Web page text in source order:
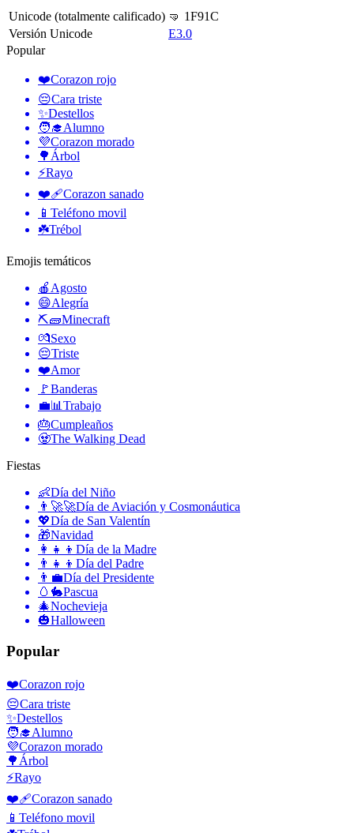
Unicode (totalmente calificado) 🤜 1F91C
Versión Unicode
E3.0
Popular
❤️Corazon rojo
😔Cara triste
✨Destellos
🧑‍🎓Alumno
💜Corazon morado
🌳 Árbol
⚡Rayo
❤️‍🩹Corazon sanado
📱 Teléfono movil
☘️Trébol
Emojis temáticos
🍎 Agosto
😄Alegría
⛏🧱Minecraft
💏Sexo
😔Triste
❤️Amor
🚩Banderas
💼📊 Trabajo
🎂Cumpleaños
🧟The Walking Dead
Fiestas
👶Día del Niño
👨‍🚀🚀Día de Aviación y Cosmonáutica
💖Día de San Valentín
🎁Navidad
👩‍👧‍👦 Día de la Madre
👨‍👧‍👦 Día del Padre
👨‍💼Día del Presidente
🥚🐇Pascua
🎄Nochevieja
🎃Halloween
Popular
❤️Corazon rojo
😔Cara triste
✨Destellos
🧑‍🎓Alumno
💜Corazon morado
🌳 Árbol
⚡Rayo
❤️‍🩹Corazon sanado
📱 Teléfono movil